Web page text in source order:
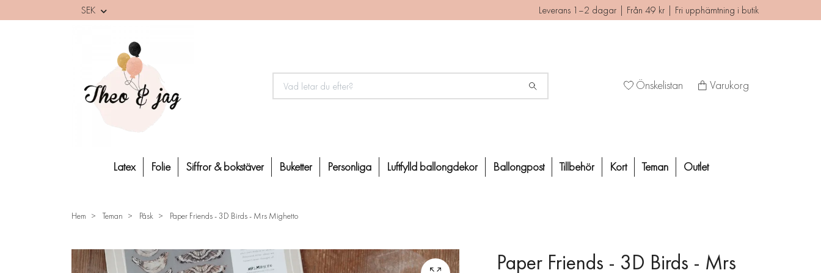
SEK Leverans 1–2 dagar | Från 49 kr | Fri upphämtning i butik
Önskelistan Varukorg
Latex Folie Siffror & bokstäver Buketter Personliga Luftfylld ballongdekor Ballongpost Tillbehör Kort Teman Outlet
Hem Teman Påsk Paper Friends - 3D Birds - Mrs Mighetto
Paper Friends - 3D Birds - Mrs